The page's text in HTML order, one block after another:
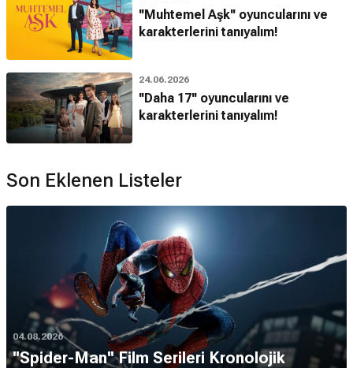
''Muhtemel Aşk'' oyuncularını ve
karakterlerini tanıyalım!
24.06.2026
''Daha 17'' oyuncularını ve
karakterlerini tanıyalım!
Son Eklenen Listeler
04.08.2026
''Spider-Man'' Film Serileri Kronolojik